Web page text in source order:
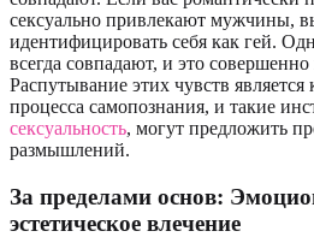
сексуально привлекают мужчины,
идентифицировать себя как гей.
всегда совпадают, и это
Распутывание этих чувств
процесса самопознания, и такие
сексуальность, могут предложить
размышлений.
За пределами основ:
эстетическое влечение